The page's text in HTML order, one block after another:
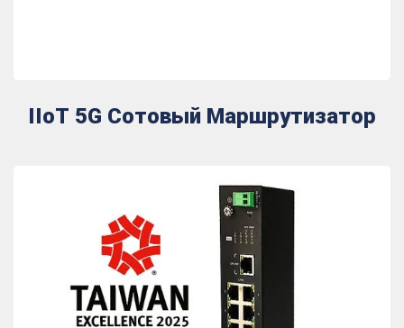
IIoT 5G Сотовый Маршрутизатор